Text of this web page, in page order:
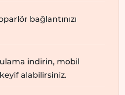
bağlantınızı
indirin, mobil
alabilirsiniz.